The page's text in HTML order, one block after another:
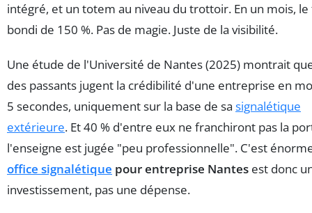
intégré, et un totem au niveau du trottoir. En un mois, le
bondi de 150 %. Pas de magie. Juste de la visibilité.
Une étude de l'Université de Nantes (2025) montrait
des passants jugent la crédibilité d'une entreprise en
5 secondes, uniquement sur la base de sa signalétique
extérieure. Et 40 % d'entre eux ne franchiront pas la
l'enseigne est jugée "peu professionnelle". C'est
office signalétique pour entreprise Nantes est donc
investissement, pas une dépense.